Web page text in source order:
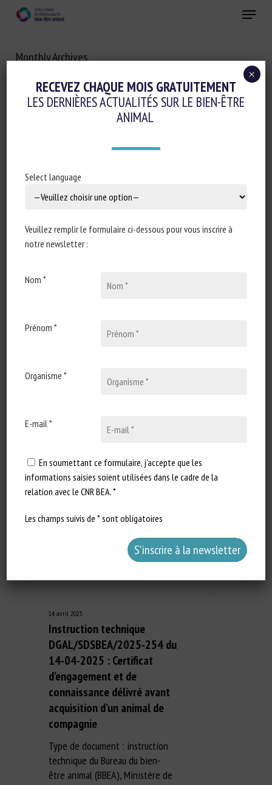
content
Menu
Monthly Archives
Social behaviour of the
importance for animal
welfare on farms
scientifique publiée dans INRAE
14 avril 2025
Instruction technique
DGAL/SDSBEA/2025-254 du
14-04-2025 : Certificat
d’engagement et de
connaissance délivré avant
acquisition d’un animal de
compagnie
Type de document : instruction
technique du Bureau du bien-
être animal (BBEA), Ministère de
RECEVEZ CHAQUE MOIS GRATUITEMENT
LES DERNIÈRES ACTUALITÉS SUR LE BIEN-ÊTRE
ANIMAL
Select language
Veuillez remplir le formulaire ci-dessous pour vous inscrire à
notre newsletter :
Nom *
Prénom *
Organisme *
E-mail *
En soumettant ce formulaire, j'accepte que les
informations saisies soient utilisées dans le cadre de la
relation avec le CNR BEA. *
Les champs suivis de * sont obligatoires
×